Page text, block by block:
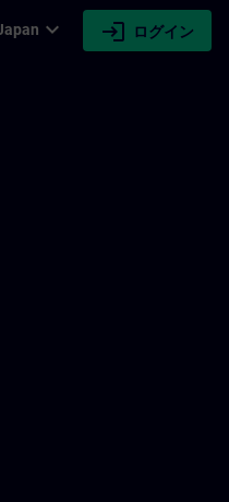
expand_more login ログイン